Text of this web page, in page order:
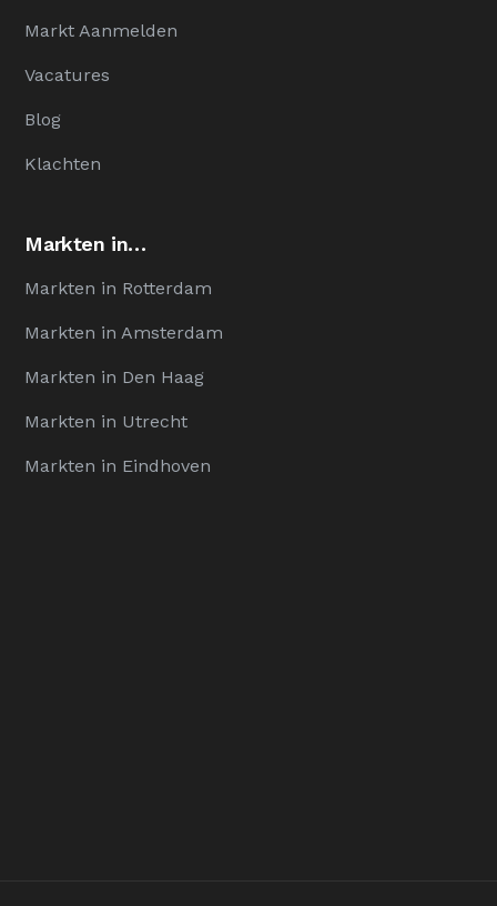
Markt Aanmelden
Vacatures
Blog
Klachten
Markten in…
Markten in Rotterdam
Markten in Amsterdam
Markten in Den Haag
Markten in Utrecht
Markten in Eindhoven